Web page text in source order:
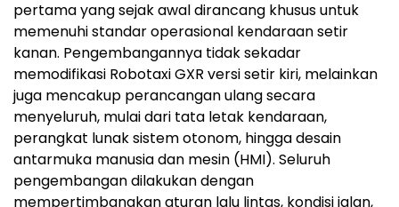
pertama yang sejak awal dirancang khusus untuk
memenuhi standar operasional kendaraan setir
kanan. Pengembangannya tidak sekadar
memodifikasi Robotaxi GXR versi setir kiri, melainkan
juga mencakup perancangan ulang secara
menyeluruh, mulai dari tata letak kendaraan,
perangkat lunak sistem otonom, hingga desain
antarmuka manusia dan mesin (HMI). Seluruh
pengembangan dilakukan dengan
mempertimbangkan aturan lalu lintas, kondisi jalan,